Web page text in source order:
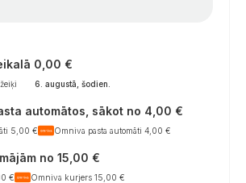
0,00 €
6. augustā, šodien
automātos, sākot no 4,00 €
5,00 € Omniva pasta automāti 4,00 €
no 15,00 €
€ Omniva kurjers 15,00 €